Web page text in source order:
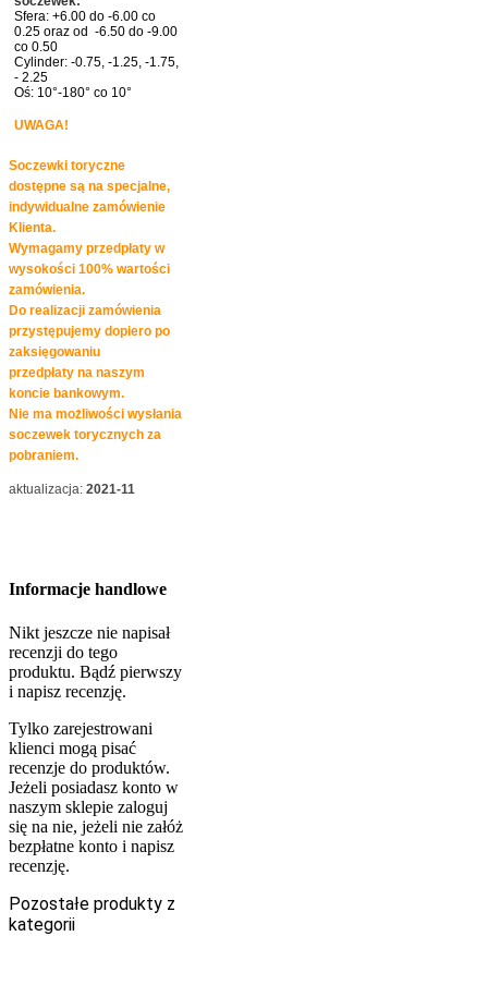
Sfera: +6.00 do -6.00 co
0.25 oraz od -6.50 do -9.00
co 0.50
Cylinder: -0.75, -1.25, -1.75,
- 2.25
Oś: 10°-180° co 10°
UWAGA!
Soczewki toryczne
dostępne są na specjalne,
indywidualne zamówienie
Klienta.
Wymagamy przedpłaty w
wysokości 100% wartości
zamówienia.
Do realizacji zamówienia
przystępujemy dopiero po
zaksięgowaniu
przedpłaty na naszym
koncie bankowym.
Nie ma możliwości wysłania
soczewek torycznych za
pobraniem.
aktualizacja: 2021-11
Informacje handlowe
Nikt jeszcze nie napisał
recenzji do tego
produktu. Bądź pierwszy
i napisz recenzję.
Tylko zarejestrowani
klienci mogą pisać
recenzje do produktów.
Jeżeli posiadasz konto w
naszym sklepie zaloguj
się na nie, jeżeli nie załóż
bezpłatne konto i napisz
recenzję.
Pozostałe produkty z
kategorii